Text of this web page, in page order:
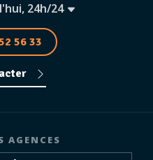
24h/24
56 33
AGENCES